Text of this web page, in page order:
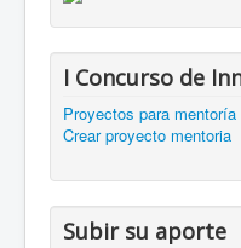
I Concurso de
Proyectos para mentoría
Crear proyecto mentoria
Subir su aporte